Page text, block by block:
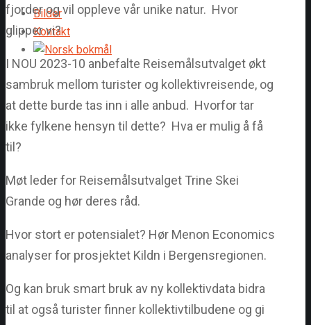
Bilder
Kontakt
fjorder og vil oppleve vår unike natur. Hvor
glipper vi?
I NOU 2023-10 anbefalte Reisemålsutvalget økt
sambruk mellom turister og kollektivreisende, og
at dette burde tas inn i alle anbud. Hvorfor tar
ikke fylkene hensyn til dette? Hva er mulig å få
til?
Møt leder for Reisemålsutvalget Trine Skei
Grande og hør deres råd.
Hvor stort er potensialet? Hør Menon Economics
analyser for prosjektet Kildn i Bergensregionen.
Og kan bruk smart bruk av ny kollektivdata bidra
til at også turister finner kollektivtilbudene og gi